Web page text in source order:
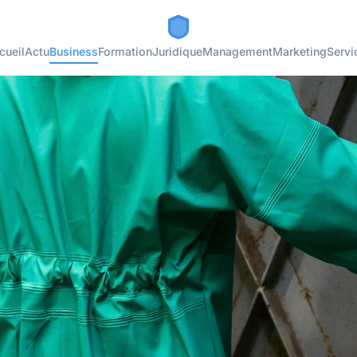
ActuBusinessFormationJuridiqueManagementMarketing